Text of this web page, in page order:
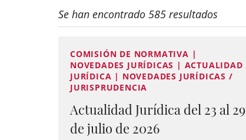
Se han encontrado 585 resultados
COMISIÓN DE NORMATIVA |
NOVEDADES JURÍDICAS | ACTUALIDAD
JURÍDICA | NOVEDADES JURÍDICAS /
JURISPRUDENCIA
Actualidad Jurídica del 23 al 29
de julio de 2026